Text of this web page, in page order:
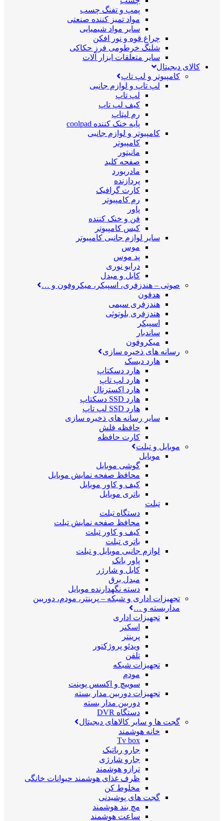
پمپ و تفنگ چسب
مواد تمیز کننده صنعتی
سایر مواد شیمیایی
چراغ قوه و نور افکن
شلنگ خرطومی فرز حکاکی
سایر متعلقات ابزار آلات
کالای دیجیتال
کامپیوتر و لپ تاپ
لپ تاپ و لوازم جانبی
لپ تاپ
کیف لپ تاپ
رم لپتاپ
پایه خنک کننده coolpad
کامپیوتر و لوازم جانبی
کامپیوتر
مانیتور
صفحه کلید
مادربورد
پردازنده
کارت گرافیک
رم کامپیوتر
پاور
فن و خنک کننده
کیس کامپیوتر
سایر لوازم جانبی کامپیوتر
موس
پد موس
درایو نوری
کابل و مبدل
صوتی – هندزفری، اسپیکر، میکروفون و …
هدفون
هندزفری سیمی
هندزفری بلوتوثی
اسپیکر
ساندبار
میکروفون
رسانه های ذخیره سازی
هارد دیسک
هارد دسکتاپ
هارد لپ تاپ
هارد اکسترنال
هارد SSD دسکتاپ
هارد SSD لپ تاپ
سایر رسانه های ذخیره سازی
حافظه فلش
کارت حافظه
موبایل و تبلت
موبایل
گوشی موبایل
محافظ صفحه نمایش موبایل
کیف و کاور موبایل
باتری موبایل
تبلت
دستگاه تبلت
محافظ صفحه نمایش تبلت
کیف و کاور تبلت
باتری تبلت
لوازم جانبی موبایل و تبلت
پاور بانک
کابل و شارژر
مبدل برق
دسته نگهدارنده موبایل
تجهیزات اداری و شبکه – پرینتر، مودم، دوربین
مداربسته و …
تجهیزات اداری
اسکنر
پرینتر
ویدئو پروژکتور
تلفن
تجهیزات شبکه
مودم
سوییچ و اکسس پوینت
تجهیزات دوربین مدار بسته
دوربین مدار بسته
دستگاه DVR
گجت ها و سایر کالاهای دیجیتال
خانه هوشمند
Tv box
جارو رباتیک
جارو شارژی
ترازو هوشمند
ظرف غذای هوشمند حیوانات خانگی
مخلوط کن
گجت های پوشیدنی
مچ بند هوشمند
ساعت هوشمند